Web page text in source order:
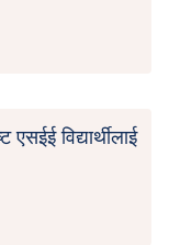
एसईई विद्यार्थीलाई